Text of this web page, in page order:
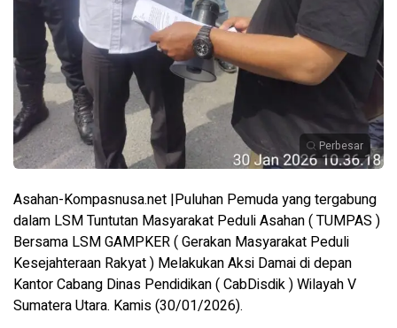
Perbesar
Asahan-Kompasnusa.net |Puluhan Pemuda yang tergabung
dalam LSM Tuntutan Masyarakat Peduli Asahan ( TUMPAS )
Bersama LSM GAMPKER ( Gerakan Masyarakat Peduli
Kesejahteraan Rakyat ) Melakukan Aksi Damai di depan
Kantor Cabang Dinas Pendidikan ( CabDisdik ) Wilayah V
Sumatera Utara. Kamis (30/01/2026).